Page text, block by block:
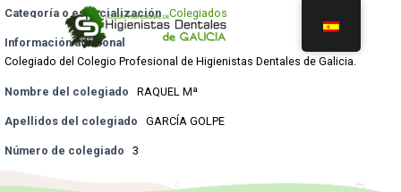
Categoría o especialización Colegiados
Información adicional
Colegiado del Colegio Profesional de Higienistas Dentales de Galicia.
Nombre del colegiado RAQUEL Mª
Apellidos del colegiado GARCÍA GOLPE
Número de colegiado 3